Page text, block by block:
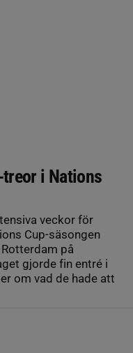
treor i Nations
veckor för
Cup-säsongen
på
gjorde fin entré i
om vad de hade att